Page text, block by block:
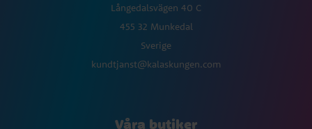
Långedalsvägen 40 C
455 32 Munkedal
Sverige
kundtjanst@kalaskungen.com
Våra butiker